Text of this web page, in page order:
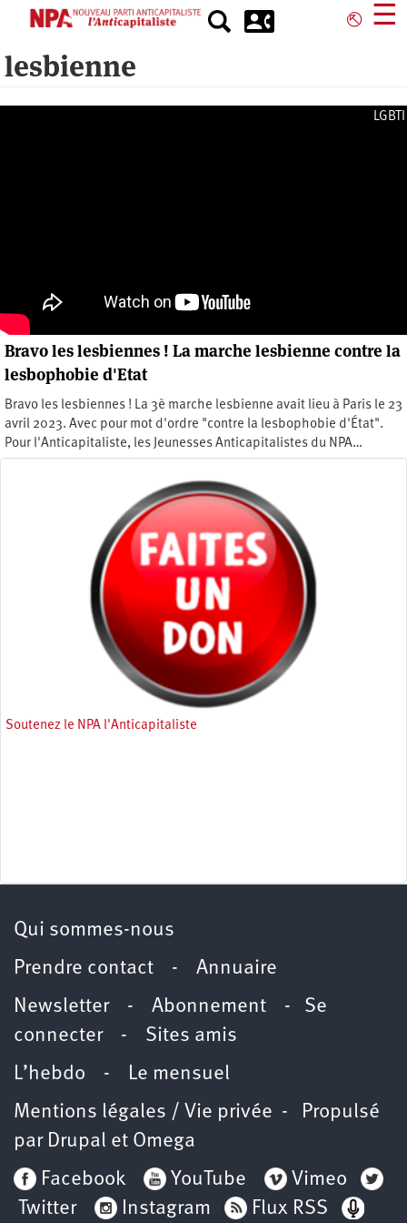
principal
⎋ ☰
lesbienne
LGBTI
Bravo les lesbiennes ! La marche lesbienne contre la
lesbophobie d'Etat
Bravo les lesbiennes ! La 3è marche lesbienne avait lieu à Paris le 23
avril 2023. Avec pour mot d'ordre "contre la lesbophobie d'État".
Pour l'Anticapitaliste, les Jeunesses Anticapitalistes du NPA…
Soutenez le NPA l'Anticapitaliste
Qui sommes-nous
Prendre contact - Annuaire
Newsletter - Abonnement - Se
connecter- Sites amis
L’hebdo - Le mensuel
Mentions légales / Vie privée - Propulsé
par Drupal et Omega
Facebook
YouTube
Vimeo
Twitter
Instagram Flux RSS